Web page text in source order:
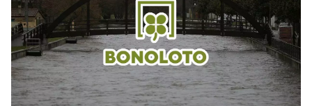
MODA
Black Friday 2025: el (ya no tan) secreto mejor
guardado del armario de las que más saben